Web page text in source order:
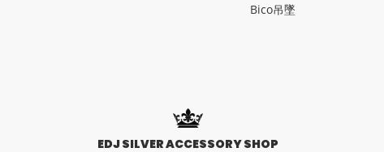
Bico吊墜
EDJ SILVER ACCESSORY SHOP